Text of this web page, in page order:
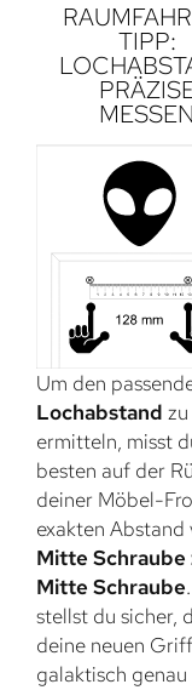
TIPP:
MESSEN
Um den
Lochabstand zu
ermitteln, misst
besten auf der
deiner Möbel-
exakten Abstand
Mitte Schraube
Mitte Schraube
stellst du sicher,
deine neuen
galaktisch genau